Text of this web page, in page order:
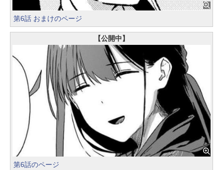
第6話 おまけのページ
【公開中】
第6話のページ